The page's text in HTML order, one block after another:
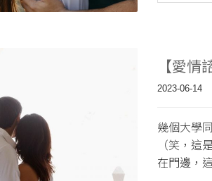
【愛
2023-06-14
幾個大學
（笑，
在門邊，